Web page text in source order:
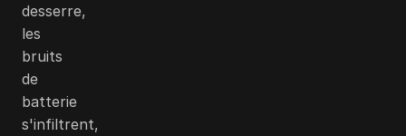
desserre,
les
bruits
de
batterie
s'infiltrent,